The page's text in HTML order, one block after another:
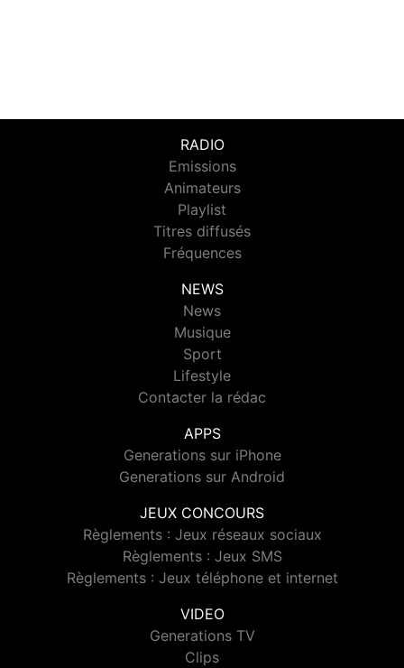
RADIO
Emissions
Animateurs
Playlist
Titres diffusés
Fréquences
NEWS
News
Musique
Sport
Lifestyle
Contacter la rédac
APPS
Generations sur iPhone
Generations sur Android
JEUX CONCOURS
Règlements : Jeux réseaux sociaux
Règlements : Jeux SMS
Règlements : Jeux téléphone et internet
VIDEO
Generations TV
Clips